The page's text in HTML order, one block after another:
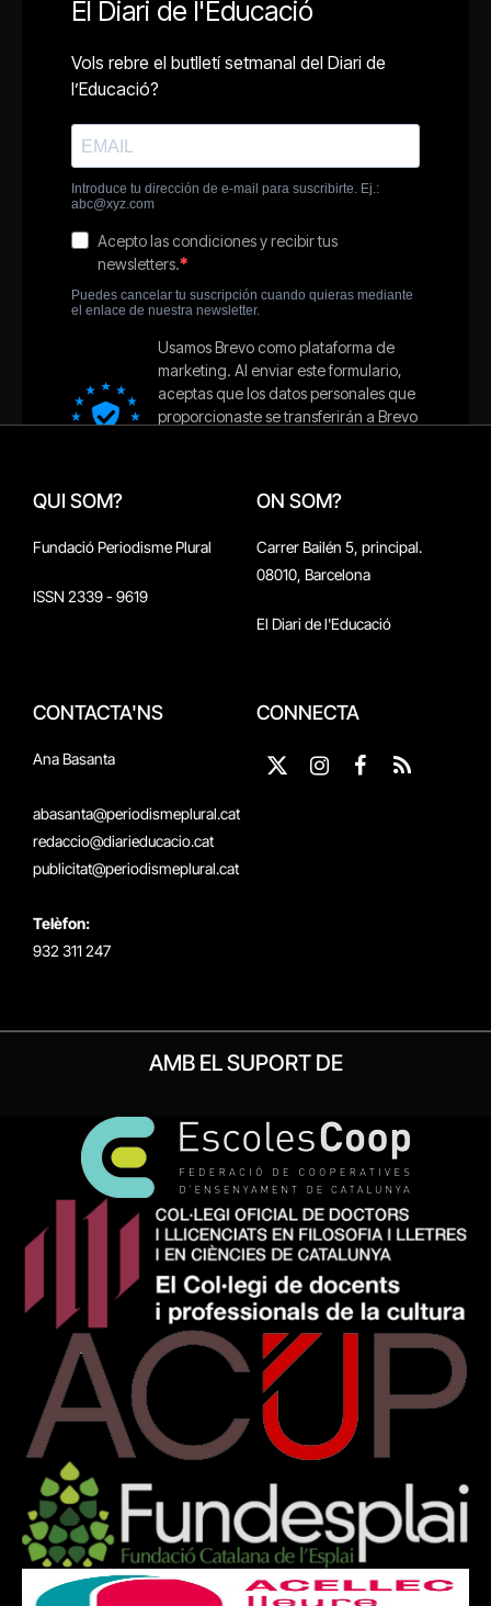
QUI SOM?
Fundació Periodisme Plural
ISSN 2339 - 9619
ON SOM?
Carrer Bailén 5, principal.
08010, Barcelona
El Diari de l'Educació
CONTACTA'NS
Ana Basanta
abasanta@periodismeplural.cat
redaccio@diarieducacio.cat
publicitat@periodismeplural.cat
Telèfon:
932 311 247
CONNECTA
X
Instagram
Facebook
RSS
AMB EL SUPORT DE